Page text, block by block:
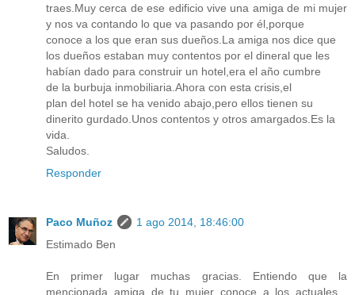
traes.Muy cerca de ese edificio vive una amiga de mi mujer
y nos va contando lo que va pasando por él,porque
conoce a los que eran sus dueños.La amiga nos dice que
los dueños estaban muy contentos por el dineral que les
habían dado para construir un hotel,era el año cumbre
de la burbuja inmobiliaria.Ahora con esta crisis,el
plan del hotel se ha venido abajo,pero ellos tienen su
dinerito gurdado.Unos contentos y otros amargados.Es la
vida.
Saludos.
Responder
Paco Muñoz
1 ago 2014, 18:46:00
Estimado Ben
En primer lugar muchas gracias. Entiendo que la
mencionada amiga de tu mujer conoce a los actuales ,